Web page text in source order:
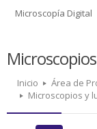
Microscopía Digital
Inicio Área de
Microscopios y